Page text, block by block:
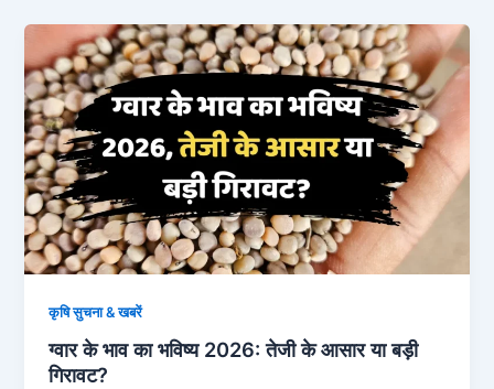
कृषि सुचना & खबरें
ग्वार के भाव का भविष्य 2026: तेजी के आसार या बड़ी
गिरावट?